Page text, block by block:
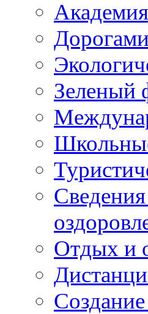
Зеленый
Отдых и